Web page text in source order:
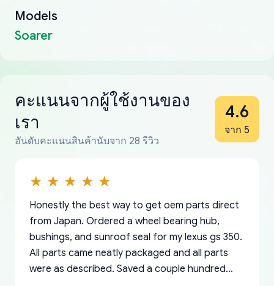
Models
Soarer
คะแนนจากผู้ใช้งานของ
เรา
อันดับคะแนนสินค้านับจาก 28 รีวิว
4.6
จาก 5
Honestly the best way to get oem parts direct
from Japan. Ordered a wheel bearing hub,
bushings, and sunroof seal for my lexus gs 350.
All parts came neatly packaged and all parts
were as described. Saved a couple hundred